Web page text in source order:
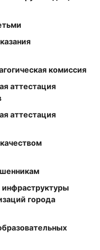
комиссия
аттестация
аттестация
города